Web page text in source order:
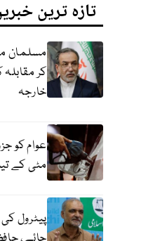
تازہ ترین
مسلمان
کر مقابلہ
خارجہ
عوام کو
مٹی کے